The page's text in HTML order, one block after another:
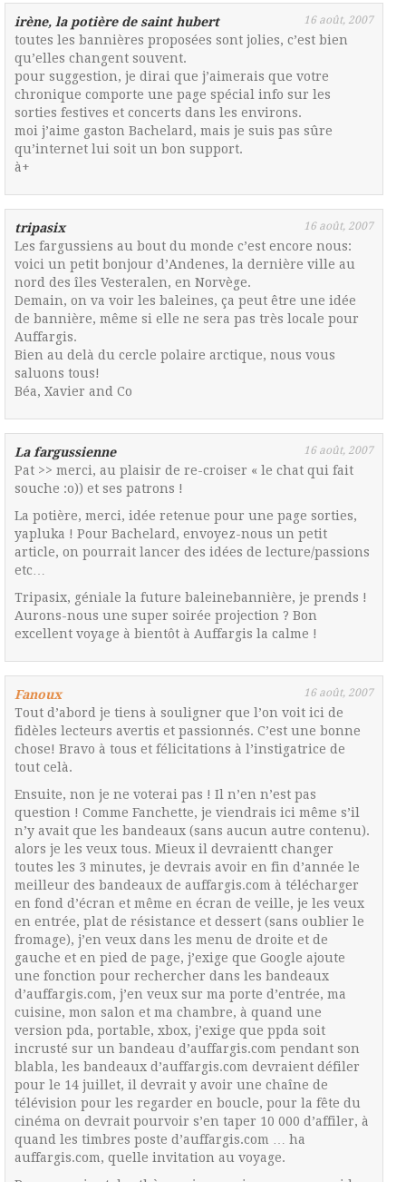
irène, la potière de saint hubert 16 août, 2007
toutes les bannières proposées sont jolies, c’est bien
qu’elles changent souvent.
pour suggestion, je dirai que j’aimerais que votre
chronique comporte une page spécial info sur les
sorties festives et concerts dans les environs.
moi j’aime gaston Bachelard, mais je suis pas sûre
qu’internet lui soit un bon support.
à+
tripasix 16 août, 2007
Les fargussiens au bout du monde c’est encore nous:
voici un petit bonjour d’Andenes, la dernière ville au
nord des îles Vesteralen, en Norvège.
Demain, on va voir les baleines, ça peut être une idée
de bannière, même si elle ne sera pas très locale pour
Auffargis.
Bien au delà du cercle polaire arctique, nous vous
saluons tous!
Béa, Xavier and Co
La fargussienne 16 août, 2007
Pat >> merci, au plaisir de re-croiser « le chat qui fait
souche :o)) et ses patrons !
La potière, merci, idée retenue pour une page sorties,
yapluka ! Pour Bachelard, envoyez-nous un petit
article, on pourrait lancer des idées de lecture/passions
etc…
Tripasix, géniale la future baleinebannière, je prends !
Aurons-nous une super soirée projection ? Bon
excellent voyage à bientôt à Auffargis la calme !
Fanoux 16 août, 2007
Tout d’abord je tiens à souligner que l’on voit ici de
fidèles lecteurs avertis et passionnés. C’est une bonne
chose! Bravo à tous et félicitations à l’instigatrice de
tout celà.
Ensuite, non je ne voterai pas ! Il n’en n’est pas
question ! Comme Fanchette, je viendrais ici même s’il
n’y avait que les bandeaux (sans aucun autre contenu).
alors je les veux tous. Mieux il devraientt changer
toutes les 3 minutes, je devrais avoir en fin d’année le
meilleur des bandeaux de auffargis.com à télécharger
en fond d’écran et même en écran de veille, je les veux
en entrée, plat de résistance et dessert (sans oublier le
fromage), j’en veux dans les menu de droite et de
gauche et en pied de page, j’exige que Google ajoute
une fonction pour rechercher dans les bandeaux
d’auffargis.com, j’en veux sur ma porte d’entrée, ma
cuisine, mon salon et ma chambre, à quand une
version pda, portable, xbox, j’exige que ppda soit
incrusté sur un bandeau d’auffargis.com pendant son
blabla, les bandeaux d’auffargis.com devraient défiler
pour le 14 juillet, il devrait y avoir une chaîne de
télévision pour les regarder en boucle, pour la fête du
cinéma on devrait pourvoir s’en taper 10 000 d’affiler, à
quand les timbres poste d’auffargis.com … ha
auffargis.com, quelle invitation au voyage.